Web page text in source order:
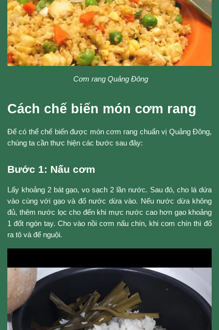
Cơm rang Quảng Đông
Cách chế biến món cơm rang
Để có thể chế biến được món cơm rang chuẩn vị Quảng Đông,
chúng ta cần thực hiện các bước sau đây:
Bước 1: Nấu cơm
Lấy khoảng 2 bát gạo, vo sạch 2 lần nước. Sau đó, cho lá dứa
vào cùng với gạo và đổ nước dừa vào. Nếu nước dừa không
đủ, thêm nước lọc cho đến khi mực nước cao hơn gạo khoảng
1 đốt ngón tay. Cho vào nồi cơm nấu chín, khi com chín thì đổ
ra tô và để nguội.